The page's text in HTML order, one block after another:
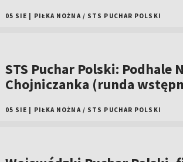
05 SIE PIŁKA NOŻNA / STS PUCHAR POLSKI
STS Puchar Polski: Podhale
Chojniczanka (runda
05 SIE PIŁKA NOŻNA / STS PUCHAR POLSKI